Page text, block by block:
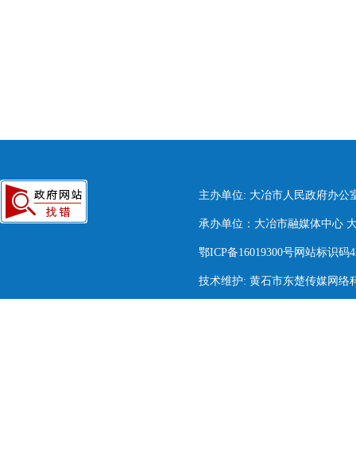
主办单位: 大冶市人民政府办公
承办单位：大冶市融媒体中心
鄂ICP备16019300号网站标识码
技术维护: 黄石市东楚传媒网络